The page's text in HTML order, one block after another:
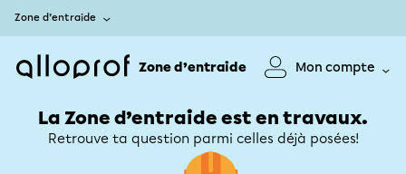
Zone d’entraide
Zone d’entraide Mon compte
La Zone d’entraide est en travaux.
Retrouve ta question parmi celles déjà posées!